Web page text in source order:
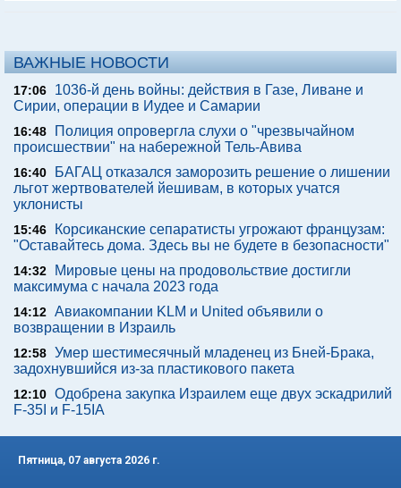
ВАЖНЫЕ НОВОСТИ
17:06
1036-й день войны: действия в Газе, Ливане и
Сирии, операции в Иудее и Самарии
16:48
Полиция опровергла слухи о "чрезвычайном
происшествии" на набережной Тель-Авива
16:40
БАГАЦ отказался заморозить решение о лишении
льгот жертвователей йешивам, в которых учатся
уклонисты
15:46
Корсиканские сепаратисты угрожают французам:
"Оставайтесь дома. Здесь вы не будете в безопасности"
14:32
Мировые цены на продовольствие достигли
максимума с начала 2023 года
14:12 Авиакомпании KLM и United объявили о
возвращении в Израиль
12:58 Умер шестимесячный младенец из Бней-Брака,
задохнувшийся из-за пластикового пакета
12:10 Одобрена закупка Израилем еще двух эскадрилий
F-35I и F-15IA
Пятница, 07 августа 2026 г.